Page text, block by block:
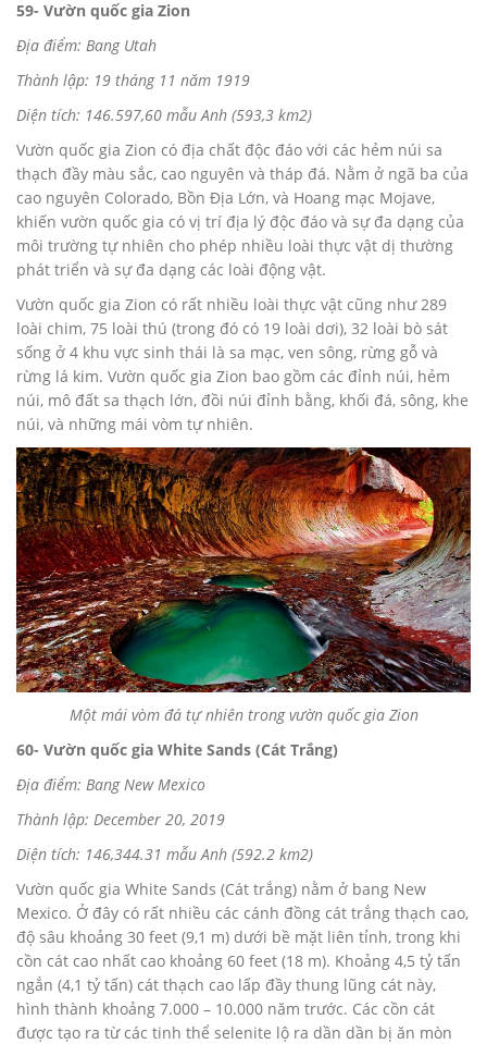
59- Vườn quốc gia Zion
Địa điểm: Bang Utah
Thành lập: 19 tháng 11 năm 1919
Diện tích: 146.597,60 mẫu Anh (593,3 km2)
Vườn quốc gia Zion có địa chất độc đáo với các hẻm núi sa
thạch đầy màu sắc, cao nguyên và tháp đá. Nằm ở ngã ba của
cao nguyên Colorado, Bồn Địa Lớn, và Hoang mạc Mojave,
khiến vườn quốc gia có vị trí địa lý độc đáo và sự đa dạng của
môi trường tự nhiên cho phép nhiều loài thực vật dị thường
phát triển và sự đa dạng các loài động vật.
Vườn quốc gia Zion có rất nhiều loài thực vật cũng như 289
loài chim, 75 loài thú (trong đó có 19 loài dơi), 32 loài bò sát
sống ở 4 khu vực sinh thái là sa mạc, ven sông, rừng gỗ và
rừng lá kim. Vườn quốc gia Zion bao gồm các đỉnh núi, hẻm
núi, mô đất sa thạch lớn, đồi núi đỉnh bằng, khối đá, sông, khe
núi, và những mái vòm tự nhiên.
Một mái vòm đá tự nhiên trong vườn quốc gia Zion
60- Vườn quốc gia White Sands (Cát Trắng)
Địa điểm: Bang New Mexico
Thành lập: December 20, 2019
Diện tích: 146,344.31 mẫu Anh (592.2 km2)
Vườn quốc gia White Sands (Cát trắng) nằm ở bang New
Mexico. Ở đây có rất nhiều các cánh đồng cát trắng thạch cao,
độ sâu khoảng 30 feet (9,1 m) dưới bề mặt liên tỉnh, trong khi
cồn cát cao nhất cao khoảng 60 feet (18 m). Khoảng 4,5 tỷ tấn
ngắn (4,1 tỷ tấn) cát thạch cao lấp đầy thung lũng cát này,
hình thành khoảng 7.000 – 10.000 năm trước. Các cồn cát
được tạo ra từ các tinh thể selenite lộ ra dần dần bị ăn mòn